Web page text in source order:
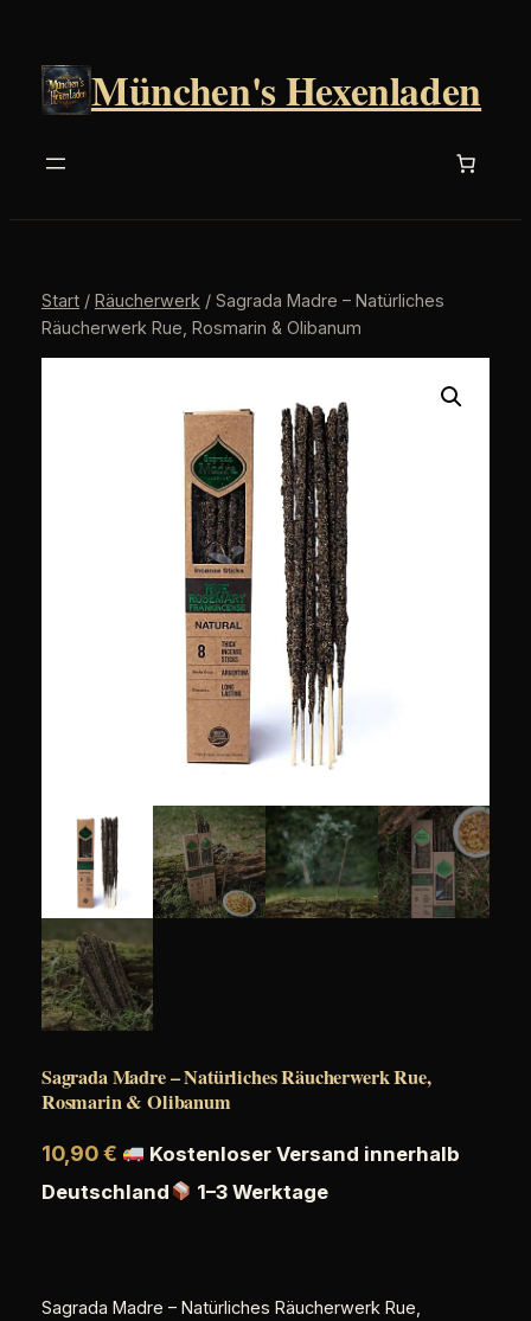
springen
München's Hexenladen
Start/ Räucherwerk / Sagrada Madre – Natürliches
Räucherwerk Rue, Rosmarin & Olibanum
Sagrada Madre – Natürliches Räucherwerk Rue,
Rosmarin & Olibanum
10,90€
Kostenloser Versand innerhalb
Deutschland
1–3 Werktage
Sagrada Madre – Natürliches Räucherwerk Rue,